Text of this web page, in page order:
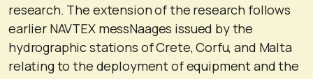
research. The extension of the research follows
earlier NAVTΕΧ messNaages issued by the
hydrographic stations of Crete, Corfu, and Malta
relating to the deployment of equipment and the